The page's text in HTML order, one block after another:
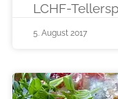
LCHF-
5. August 2017